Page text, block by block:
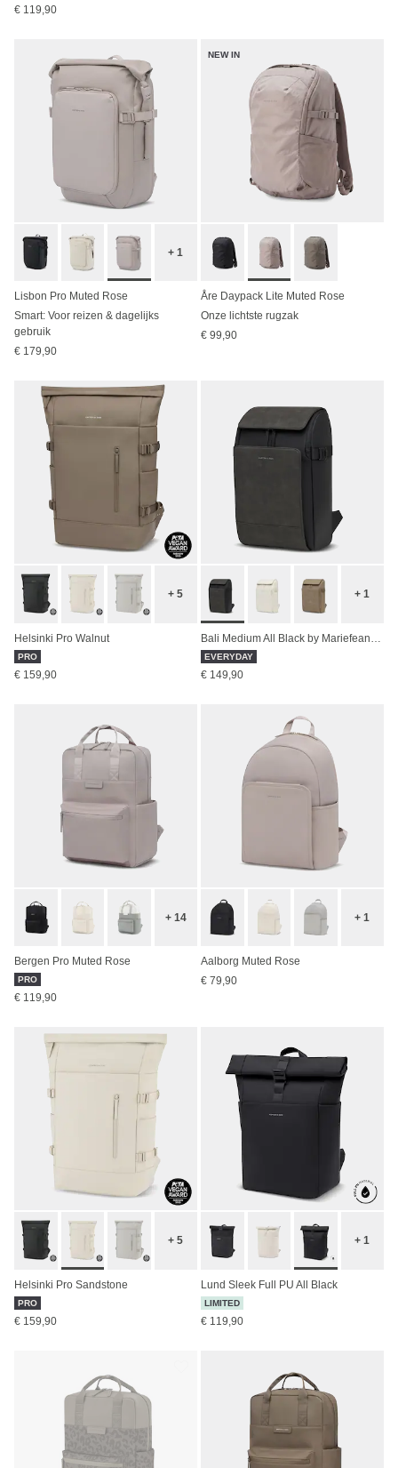
€ 119,90
+ 1
Lisbon Pro Muted Rose
Smart: Voor reizen & dagelijks
gebruik
€ 179,90
NEW IN
Åre Daypack Lite Muted Rose
Onze lichtste rugzak
€ 99,90
+ 5
Helsinki Pro Walnut
PRO
€ 159,90
+ 1
EVERYDAY
€ 149,90
+ 14
Bergen Pro Muted Rose
PRO
€ 119,90
+ 1
Aalborg Muted Rose
€ 79,90
+ 5
Helsinki Pro Sandstone
PRO
€ 159,90
+ 1
Lund Sleek Full PU All Black
LIMITED
€ 119,90